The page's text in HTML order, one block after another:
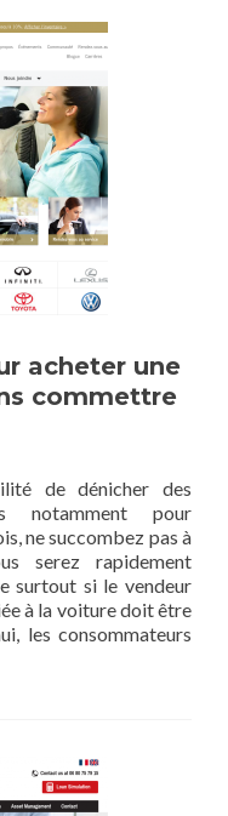
acheter une
commettre
de dénicher des
notamment pour
ne succombez pas à
serez rapidement
surtout si le vendeur
à la voiture doit être
les consommateurs